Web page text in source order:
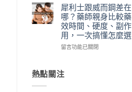
真
假
一
次
搞
黑
金
版：
成
分、
效
果
評
價
｜
藥
師
實
用
三
利
士
5mg
每
日
錠
吃？
藥
犀利士跟威而鋼差在
哪？藥師親身比較藥
效時間、硬度、副作
用，一次搞懂怎麼選
在
士
跟
留言功能已關閉
熱點關注